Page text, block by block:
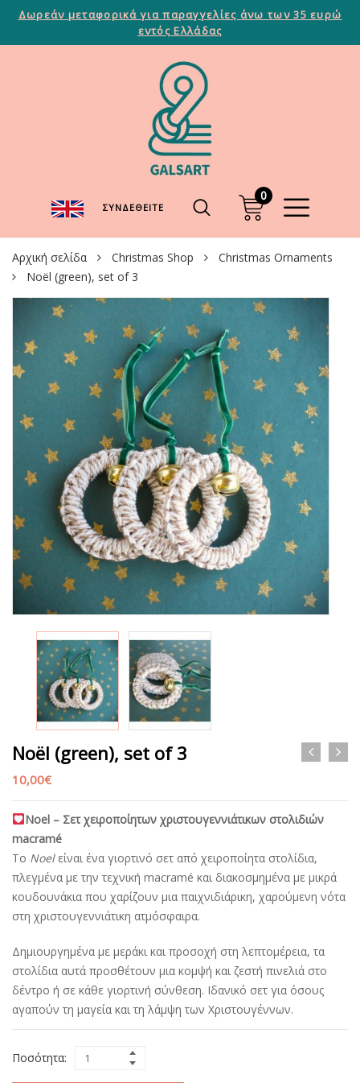
Δωρεάν μεταφορικά για παραγγελίες άνω των 35 ευρώ
εντός Ελλάδας
ΣΥΝΔΕΘΕΊΤΕ
0
Αρχική σελίδα Christmas Shop
Christmas Ornaments
Noël (green), set of 3
Noël (green), set of 3
10,00€
Noel – Σετ χειροποίητων χριστουγεννιάτικων στολιδιών
macramé
Το Noelείναι ένα γιορτινό σετ από χειροποίητα στολίδια,
πλεγμένα με την τεχνική macramé και διακοσμημένα με μικρά
κουδουνάκια που χαρίζουν μια παιχνιδιάρικη, χαρούμενη νότα
στη χριστουγεννιάτικη ατμόσφαιρα.
Δημιουργημένα με μεράκι και προσοχή στη λεπτομέρεια, τα
στολίδια αυτά προσθέτουν μια κομψή και ζεστή πινελιά στο
δέντρο ή σε κάθε γιορτινή σύνθεση. Ιδανικό σετ για όσους
αγαπούν τη μαγεία και τη λάμψη των Χριστουγέννων.
Ποσότητα: